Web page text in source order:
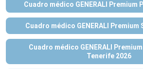
Cuadro médico GENERALI Premium
Cuadro médico GENERALI Premium
Cuadro médico GENERALI
Tenerife 2026